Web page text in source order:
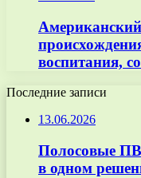
воспитания,
Последние записи
13.06.2026
Полосовые
в одном